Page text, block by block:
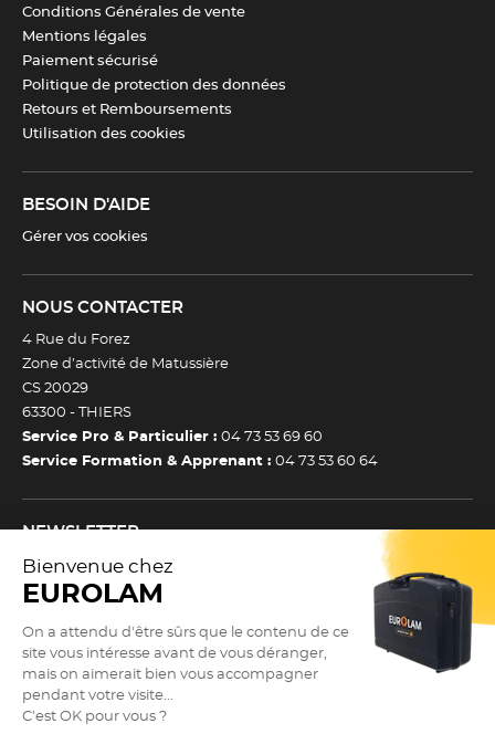
Conditions Générales de vente
Mentions légales
Paiement sécurisé
Politique de protection des données
Retours et Remboursements
Utilisation des cookies
BESOIN D'AIDE
Gérer vos cookies
NOUS CONTACTER
4 Rue du Forez
Zone d’activité de Matussière
CS 20029
63300 - THIERS
Service Pro & Particulier : 04 73 53 69 60
Service Formation & Apprenant : 04 73 53 60 64
NEWSLETTER
Inscrivez-vous à notre newsletter et recevez toutes nos
actualtiés et bons plans.
Je m’inscris à la newsletter
(Esc)
Newsletter
Adresse e-mail *